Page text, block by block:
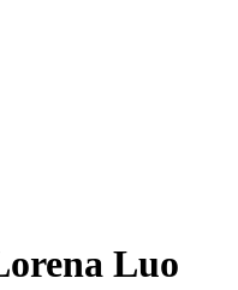
Luo